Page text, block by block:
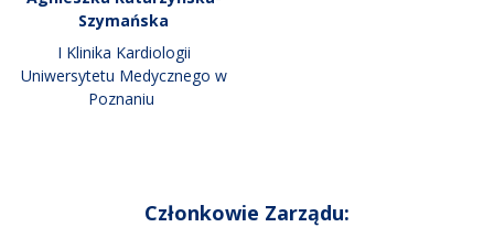
Szymańska
I Klinika Kardiologii
Uniwersytetu Medycznego w
Poznaniu
Członkowie Zarządu: